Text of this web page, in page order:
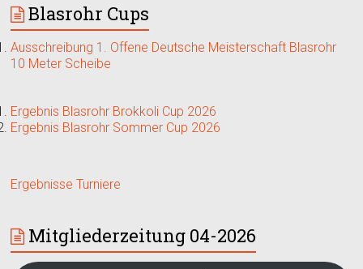
Blasrohr Cups
Ausschreibung 1. Offene Deutsche Meisterschaft Blasrohr
10 Meter Scheibe
Ergebnis Blasrohr Brokkoli Cup 2026
Ergebnis Blasrohr Sommer Cup 2026
Ergebnisse Turniere
Mitgliederzeitung 04-2026